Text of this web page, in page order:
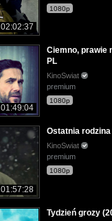
02:02:37
1080p
01:49:04
Ciemno, prawie
PL
KinoSwiat
premium
1080p
01:57:28
Ostatnia rodzina
KinoSwiat
premium
1080p
Tydzień grozy